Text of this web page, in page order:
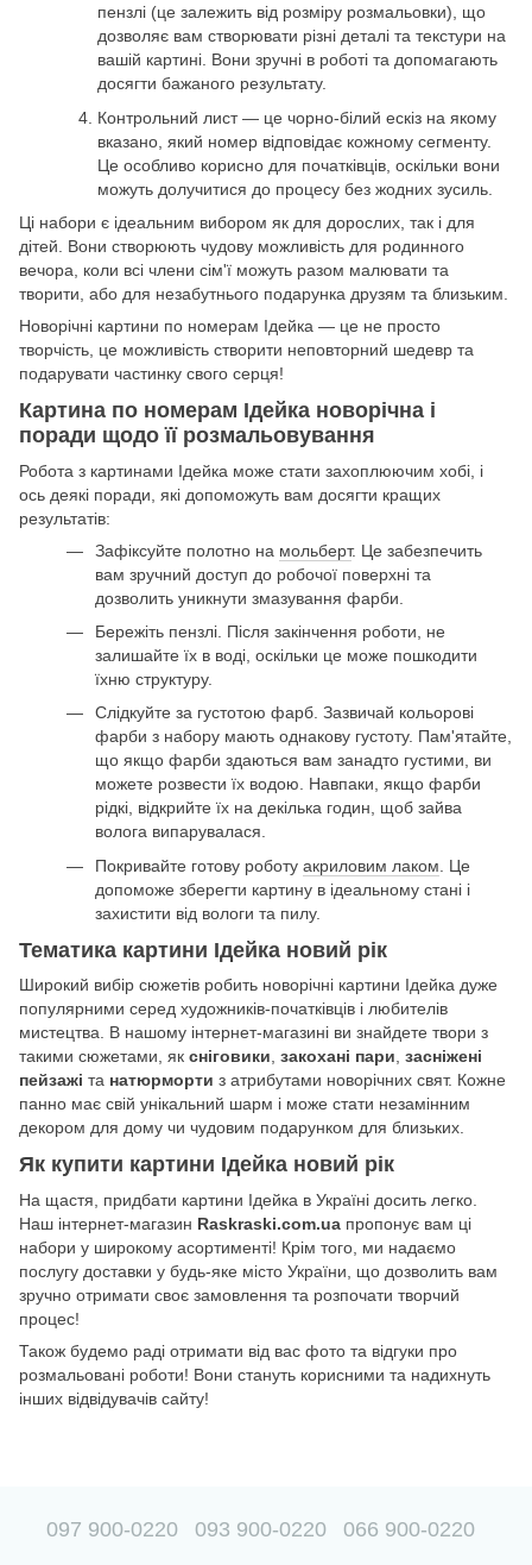
пензлі (це залежить від розміру розмальовки), що
дозволяє вам створювати різні деталі та текстури на
вашій картині. Вони зручні в роботі та допомагають
досягти бажаного результату.
Контрольний лист — це чорно-білий ескіз на якому
вказано, який номер відповідає кожному сегменту.
Це особливо корисно для початківців, оскільки вони
можуть долучитися до процесу без жодних зусиль.
Ці набори є ідеальним вибором як для дорослих, так і для
дітей. Вони створюють чудову можливість для родинного
вечора, коли всі члени сім'ї можуть разом малювати та
творити, або для незабутнього подарунка друзям та близьким.
Новорічні картини по номерам Ідейка — це не просто
творчість, це можливість створити неповторний шедевр та
подарувати частинку свого серця!
Картина по номерам Ідейка новорічна і
поради щодо її розмальовування
Робота з картинами Ідейка може стати захоплюючим хобі, і
ось деякі поради, які допоможуть вам досягти кращих
результатів:
Зафіксуйте полотно на мольберт. Це забезпечить
вам зручний доступ до робочої поверхні та
дозволить уникнути змазування фарби.
Бережіть пензлі. Після закінчення роботи, не
залишайте їх в воді, оскільки це може пошкодити
їхню структуру.
Слідкуйте за густотою фарб. Зазвичай кольорові
фарби з набору мають однакову густоту. Пам'ятайте,
що якщо фарби здаються вам занадто густими, ви
можете розвести їх водою. Навпаки, якщо фарби
рідкі, відкрийте їх на декілька годин, щоб зайва
волога випарувалася.
Покривайте готову роботу акриловим лаком . Це
допоможе зберегти картину в ідеальному стані і
захистити від вологи та пилу.
Тематика картини Ідейка новий рік
Широкий вибір сюжетів робить новорічні картини Ідейка дуже
популярними серед художників-початківців і любителів
мистецтва. В нашому інтернет-магазині ви знайдете твори з
такими сюжетами, як сніговики, закохані пари, засніжені
пейзажі та натюрморти з атрибутами новорічних свят. Кожне
панно має свій унікальний шарм і може стати незамінним
декором для дому чи чудовим подарунком для близьких.
Як купити картини Ідейка новий рік
На щастя, придбати картини Ідейка в Україні досить легко.
Наш інтернет-магазин Raskraski.com.ua пропонує вам ці
набори у широкому асортименті! Крім того, ми надаємо
послугу доставки у будь-яке місто України, що дозволить вам
зручно отримати своє замовлення та розпочати творчий
процес!
Також будемо раді отримати від вас фото та відгуки про
розмальовані роботи! Вони стануть корисними та надихнуть
інших відвідувачів сайту!
097 900-0220 093 900-0220 066 900-0220